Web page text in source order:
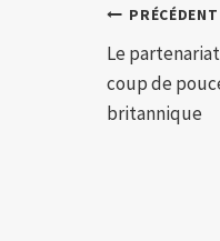
de
l’article
PRÉCÉDENT
Le
coup de
britannique